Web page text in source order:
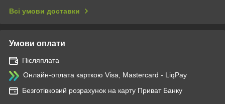
Всі умови доставки
Умови оплати
Післяплата
Онлайн-оплата карткою Visa, Mastercard - LiqPay
Безготівковий розрахунок на карту Приват Банку